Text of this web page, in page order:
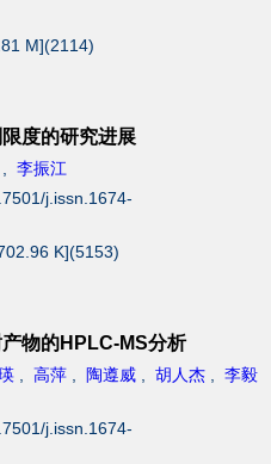
M](2114)
度的研究进展
, 李振江
j.issn.1674-
K](5153)
物的HPLC-MS分析
, 高萍 , 陶遵威 , 胡人杰 , 李毅
j.issn.1674-